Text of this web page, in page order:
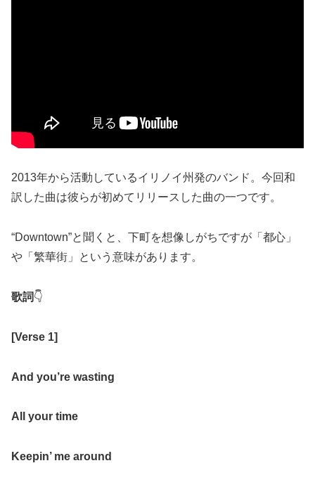
2013年から活動しているイリノイ州発のバンド。今回和
訳した曲は彼らが初めてリリースした曲の一つです。
“Downtown”と聞くと、下町を想像しがちですが「都心」
や「繁華街」という意味があります。
歌詞👇
[Verse 1]
And you’re wasting
All your time
Keepin’ me around